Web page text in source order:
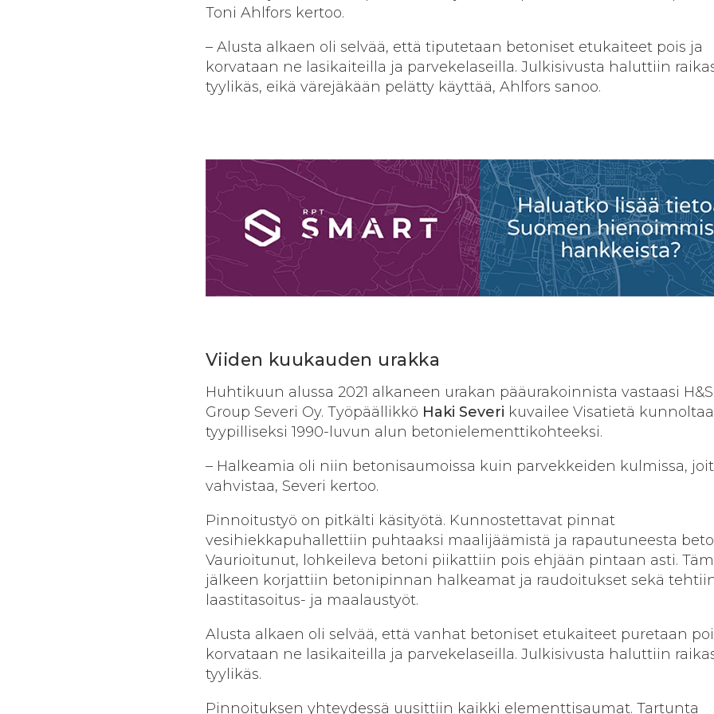
Toni Ahlfors kertoo.
– Alusta alkaen oli selvää, että tiputetaan betoniset etukaiteet pois ja
korvataan ne lasikaiteilla ja parvekelaseilla. Julkisivusta haluttiin
tyylikäs, eikä värejäkään pelätty käyttää, Ahlfors sanoo.
Viiden kuukauden urakka
Huhtikuun alussa 2021 alkaneen urakan pääurakoinnista vastaasi H&S
Group Severi Oy. Työpäällikkö Haki Severi kuvailee Visatietä
tyypilliseksi 1990-luvun alun betonielementtikohteeksi.
– Halkeamia oli niin betonisaumoissa kuin parvekkeiden kulmissa,
vahvistaa, Severi kertoo.
Pinnoitustyö on pitkälti käsityötä. Kunnostettavat pinnat
vesihiekkapuhallettiin puhtaaksi maalijäämistä ja rapautuneesta
Vaurioitunut, lohkeileva betoni piikattiin pois ehjään pintaan asti.
jälkeen korjattiin betonipinnan halkeamat ja raudoitukset sekä
laastitasoitus- ja maalaustyöt.
Alusta alkaen oli selvää, että vanhat betoniset etukaiteet puretaan
korvataan ne lasikaiteilla ja parvekelaseilla. Julkisivusta haluttiin
tyylikäs.
Pinnoituksen yhteydessä uusittiin kaikki elementtisaumat. Tartunta